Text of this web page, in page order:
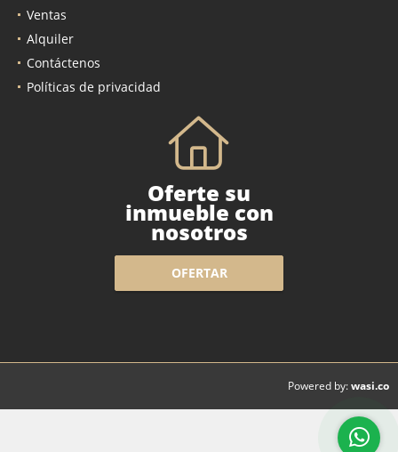
Ventas
Alquiler
Contáctenos
Políticas de privacidad
Oferte su
inmueble con
nosotros
OFERTAR
Powered by:wasi.co